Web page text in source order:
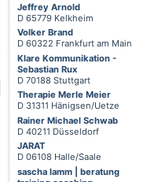
Jeffrey Arnold
D 65779 Kelkheim
Volker Brand
D 60322 Frankfurt am Main
Klare Kommunikation -
Sebastian Rux
D 70188 Stuttgart
Therapie Merle Meier
D 31311 Hänigsen/Uetze
Rainer Michael Schwab
D 40211 Düsseldorf
JARAT
D 06108 Halle/Saale
sascha lamm | beratung